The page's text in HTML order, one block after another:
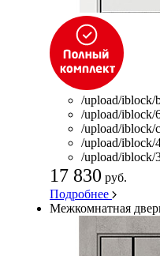
/upload/iblock/
/upload/iblock/
/upload/iblock/
/upload/iblock/
/upload/iblock/
17 830 руб.
Подробнее
Межкомнатная